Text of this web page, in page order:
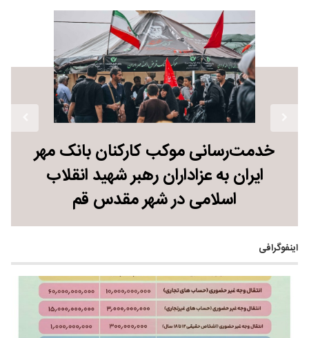
خدمت‌رسانی موکب کارکنان بانک مهر
ایران به عزاداران رهبر شهید انقلاب
اسلامی در شهر مقدس قم
اینفوگرافی